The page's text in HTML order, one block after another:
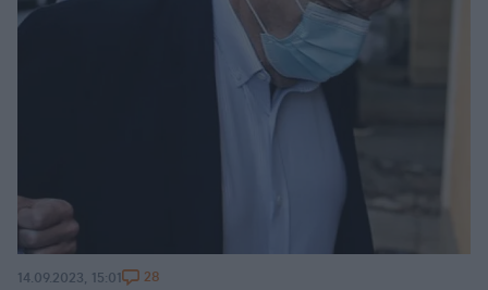
14.09.2023, 15:01 28